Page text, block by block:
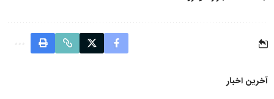
آخرین اخبار